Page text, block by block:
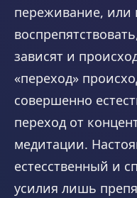
переживание, или
зависят и
«переход»
совершенно
переход от
медитации.
естесственный и
усилия лишь